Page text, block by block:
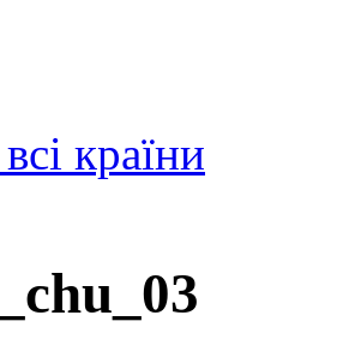
країни